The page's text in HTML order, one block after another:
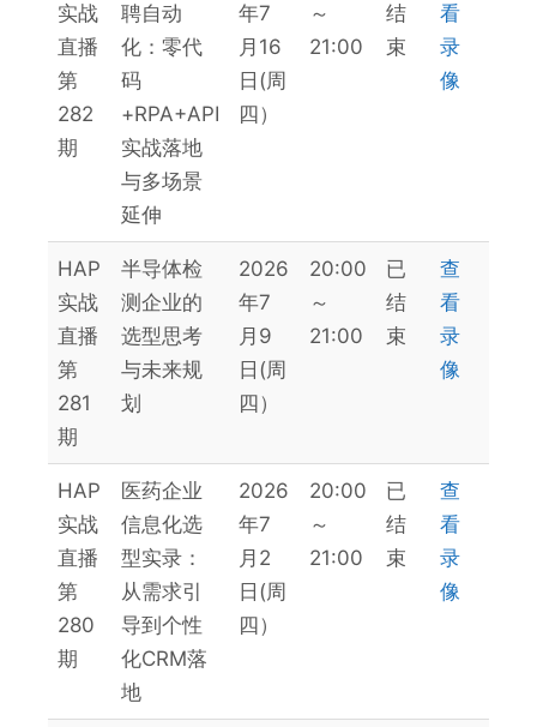
实战
直播
第
282
期
聘自动
化：零代
码
+RPA+API
实战落地
与多场景
延伸
年7
月16
日(周
四）
～
21:00
结
束
看
录
像
HAP
实战
直播
第
281
期
半导体检
测企业的
选型思考
与未来规
划
2026
年7
月9
日(周
四）
20:00
～
21:00
已
结
束
查
看
录
像
HAP
实战
直播
第
280
期
医药企业
信息化选
型实录：
从需求引
导到个性
化CRM落
地
2026
年7
月2
日(周
四）
20:00
～
21:00
已
结
束
查
看
录
像